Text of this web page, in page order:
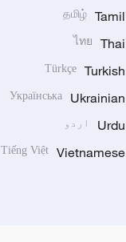
Tamil
தமிழ்
Thai
ไทย
Turkish
Türkçe
Ukrainian
Українська
Urdu اردو
Vietnamese
Tiếng Việt